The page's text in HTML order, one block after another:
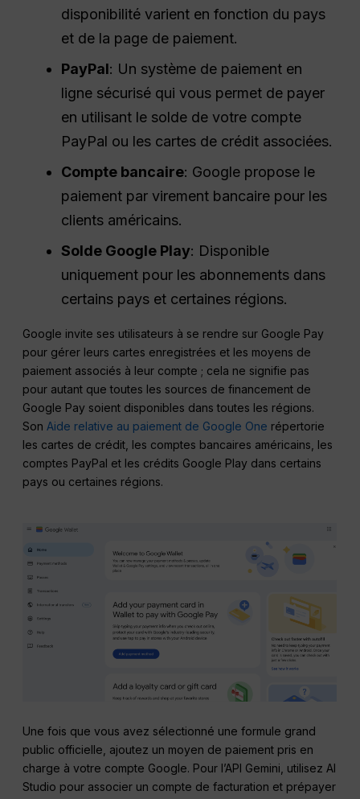
disponibilité varient en fonction du pays
et de la page de paiement.
PayPal: Un système de paiement en
ligne sécurisé qui vous permet de payer
en utilisant le solde de votre compte
PayPal ou les cartes de crédit associées.
Compte bancaire: Google propose le
paiement par virement bancaire pour les
clients américains.
Solde Google Play: Disponible
uniquement pour les abonnements dans
certains pays et certaines régions.
Google invite ses utilisateurs à se rendre sur Google Pay
pour gérer leurs cartes enregistrées et les moyens de
paiement associés à leur compte ; cela ne signifie pas
pour autant que toutes les sources de financement de
Google Pay soient disponibles dans toutes les régions.
SonAide relative au paiement de Google One répertorie
les cartes de crédit, les comptes bancaires américains, les
comptes PayPal et les crédits Google Play dans certains
pays ou certaines régions.
Une fois que vous avez sélectionné une formule grand
public officielle, ajoutez un moyen de paiement pris en
charge à votre compte Google. Pour l’API Gemini, utilisez AI
Studio pour associer un compte de facturation et prépayer